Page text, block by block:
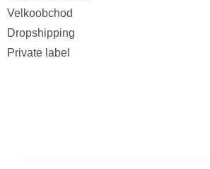
Velkoobchod
Dropshipping
Private label